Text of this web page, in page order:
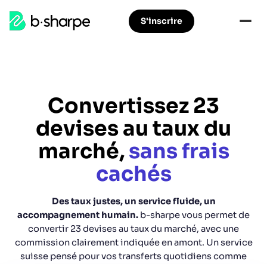
Aller
Aller
b-
sharpe
S'inscrire
Convertissez 23
devises au taux du
marché,sans frais
cachés
Des taux justes, un service fluide, un
accompagnement humain. b-sharpe vous permet de
convertir 23 devises au taux du marché, avec une
commission clairement indiquée en amont. Un service
suisse pensé pour vos transferts quotidiens comme